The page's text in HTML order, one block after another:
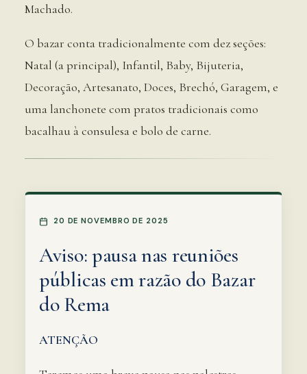
Machado.
O bazar conta tradicionalmente com dez seções:
Natal (a principal), Infantil, Baby, Bijuteria,
Decoração, Artesanato, Doces, Brechó, Garagem, e
uma lanchonete com pratos tradicionais como
bacalhau à consulesa e bolo de carne.
20 DE NOVEMBRO DE 2025
Aviso: pausa nas reuniões
públicas em razão do Bazar
do Rema
ATENÇÃO